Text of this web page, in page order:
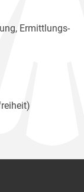
Ermittlungs-